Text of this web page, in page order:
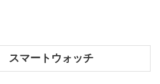
スマートウォッチ